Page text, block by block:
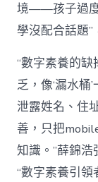
境——孩子過度
學沒配合話題”
“數字素養的
乏，像‘漏水桶
泄露姓名、住
善，只把
知識。”薛錦浩
“數字素養引領